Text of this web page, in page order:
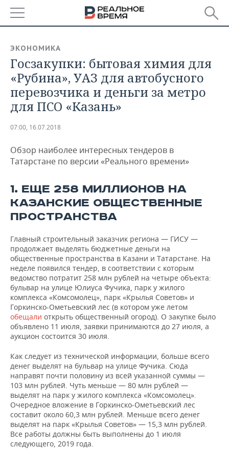
БАШКОРТОСТАН
ТАТАРСТАН
УДМУРТИЯ
НОВОСТИ
АНАЛИТИКА
НОВОСТИ АНАЛИТИКИ
ДЕКЛАРАЦИИ О ДОХОДАХ
КОРОЛИ ГОСЗАКАЗА ПФО
КОМУ ПРИНАДЛЕЖАТ
ТОРГОВЫЕ ЦЕНТРЫ
ТАТАРСТАНА
ЭКОНОМИКА
НОВОСТИ ЭКОНОМИКИ
ФИНАНСЫ
БЮДЖЕТ
ПРОМЫШЛЕННОСТЬ
НОВОСТИ
ПРОМЫШЛЕННОСТИ
АГРОПРОМ
МАШИНОСТРОЕНИЕ
НЕФТЬ
ОПК
ЭНЕРГЕТИКА
НЕДВИЖИМОСТЬ
НОВОСТИ АВТО
БИЗНЕС
РОЗНИЧНАЯ ТОРГОВЛЯ
ТРАНСПОРТ
УСЛУГИ
НОВОСТИ ТЕХНОЛОГИЙ
IT
МЕДИА
ТЕЛЕКОММУНИКАЦИИ
МЕРОПРИЯТИЯ
НОВОСТИ МЕРОПРИЯТИЙ
ВЫЕЗДНАЯ РЕДАКЦИЯ
БИЗНЕС-БРАНЧИ
ONLINE-КОНФЕРЕНЦИИ
ОТКРЫТАЯ ЛЕКЦИЯ
СПОРТ
НОВОСТИ СПОРТА
ФУТБОЛ
ХОККЕЙ
БАСКЕТБОЛ
ВОЛЕЙБОЛ
КИБЕРСПОРТ
ФИГУРНОЕ КАТАНИЕ
ОБЩЕСТВО
НОВОСТИ ОБЩЕСТВА
ВЛАСТЬ
ИНФРАСТРУКТУРА
ИСТОРИЯ
КУЛЬТУРА
МЕДИЦИНА
ФОТОГАЛЕРЕЯ
СЮЖЕТЫ
СПРАВОЧНИК
СПИСОК ПЕРСОН
СПИСОК КОМПАНИЙ
ПОЛНАЯ ВЕРСИЯ
ЭКОНОМИКА
Госзакупки: бытовая химия для
«Рубина», УАЗ для автобусного
перевозчика и деньги за метро
для ПСО «Казань»
07:00, 16.07.2018
Обзор наиболее интересных тендеров в
Татарстане по версии «Реального времени»
1. ЕЩЕ 258 МИЛЛИОНОВ НА
КАЗАНСКИЕ ОБЩЕСТВЕННЫЕ
ПРОСТРАНСТВА
Главный строительный заказчик региона — ГИСУ —
продолжает выделять бюджетные деньги на
общественные пространства в Казани и Татарстане. На
неделе появился тендер, в соответствии с которым
ведомство потратит 258 млн рублей на четыре объекта:
бульвар на улице Юлиуса Фучика, парк у жилого
комплекса «Комсомолец», парк «Крылья Советов» и
Горкинско-Ометьевский лес (в котором уже летом
обещали открыть общественный огород). О закупке было
объявлено 11 июля, заявки принимаются до 27 июля, а
аукцион состоится 30 июля.
Как следует из технической информации, больше всего
денег выделят на бульвар на улице Фучика. Сюда
направят почти половину из всей указанной суммы —
103 млн рублей. Чуть меньше — 80 млн рублей —
выделят на парк у жилого комплекса «Комсомолец».
Очередное вложение в Горкинско-Ометьевский лес
составит около 60,3 млн рублей. Меньше всего денег
выделят на парк «Крылья Советов» — 15,3 млн рублей.
Все работы должны быть выполнены до 1 июля
следующего, 2019 года.